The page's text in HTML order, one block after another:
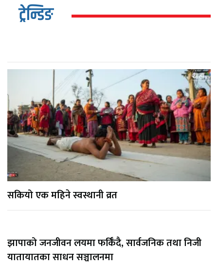
ट्रेन्डिङ
सकियो एक महिने स्वस्थानी व्रत
झापाको जनजीवन लयमा फर्किँदै, सार्वजनिक तथा निजी
यातायातका साधन सञ्चालनमा